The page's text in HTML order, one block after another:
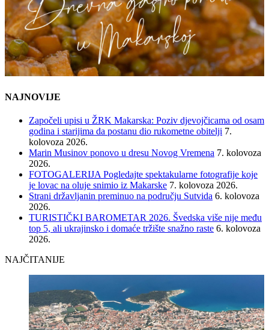
NAJNOVIJE
Započeli upisi u ŽRK Makarska: Poziv djevojčicama od osam
godina i starijima da postanu dio rukometne obitelji 7.
kolovoza 2026.
Marin Musinov ponovo u dresu Novog Vremena 7. kolovoza
2026.
FOTOGALERIJA Pogledajte spektakularne fotografije koje
je lovac na oluje snimio iz Makarske 7. kolovoza 2026.
Strani državljanin preminuo na području Sutvida 6. kolovoza
2026.
TURISTIČKI BAROMETAR 2026. Švedska više nije među
top 5, ali ukrajinsko i domaće tržište snažno raste 6. kolovoza
2026.
NAJČITANIJE